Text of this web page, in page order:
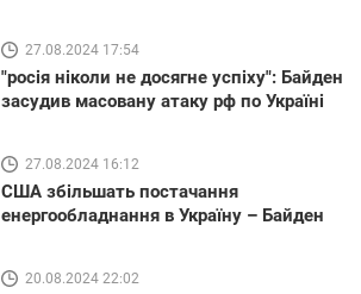
27.08.2024 17:54
"росія ніколи не досягне успіху": Байден
засудив масовану атаку рф по Україні
27.08.2024 16:12
США збільшать постачання
енергообладнання в Україну – Байден
20.08.2024 22:02